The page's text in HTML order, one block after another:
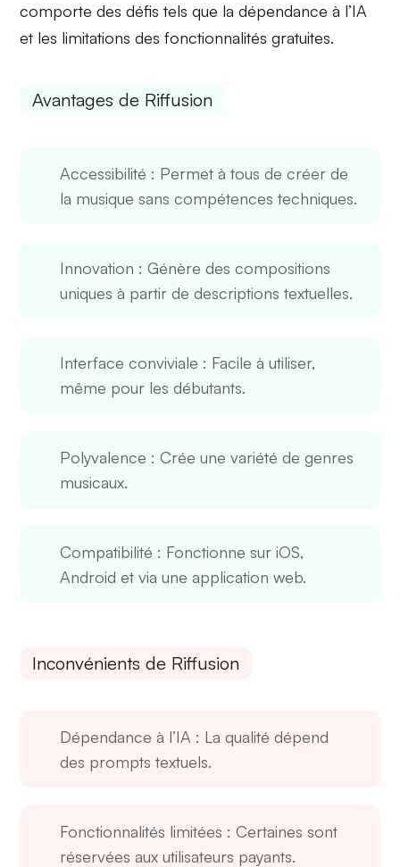
comporte des défis tels que la dépendance à l’IA
et les limitations des fonctionnalités gratuites.
Avantages de Riffusion
Accessibilité : Permet à tous de créer de
la musique sans compétences techniques.
Innovation : Génère des compositions
uniques à partir de descriptions textuelles.
Interface conviviale : Facile à utiliser,
même pour les débutants.
Polyvalence : Crée une variété de genres
musicaux.
Compatibilité : Fonctionne sur iOS,
Android et via une application web.
Inconvénients de Riffusion
Dépendance à l’IA : La qualité dépend
des prompts textuels.
Fonctionnalités limitées : Certaines sont
réservées aux utilisateurs payants.